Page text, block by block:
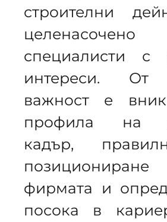
строителни
целенасочено
специалисти с
интереси. От
важност е
профила на
кадър,
фирмата и
посока в